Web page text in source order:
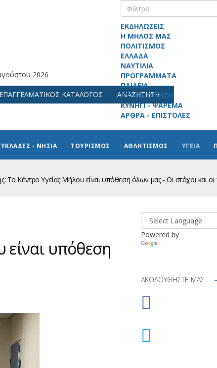
2026
ΕΠΑΓΓΕΛΜΑΤΙΚΟΣ ΚΑΤΑΛΟΓΟΣ ΑΝΑΖΗΤΗΣΗ
ΕΚΔΗΛΩΣΕΙΣ
Η ΜΗΛΟΣ ΜΑΣ
ΠΟΛΙΤΙΣΜΟΣ
ΕΛΛΑΔΑ
ΝΑΥΤΙΛΙΑ
ΠΡΟΓΡΑΜΜΑΤΑ
ΠΑΙΔΕΙΑ
ΑΥΤΟΔΙΟΙΚΗΣΗ
ΚΥΝΗΓΙ - ΨΑΡΕΜΑ
ΑΡΘΡΑ - ΕΠΙΣΤΟΛΕΣ
- ΝΗΣΙΑ ΤΟΥΡΙΣΜΟΣ ΑΘΛΗΤΙΣΜΟΣ ΥΓΕΙΑ
Το Κέντρο Υγείας Μήλου είναι υπόθεση όλων μας - Οι στόχοι και οι
υπόθεση
Powered by
ΑΚΟΛΟΥΘΉΣΤΕ ΜΑΣ